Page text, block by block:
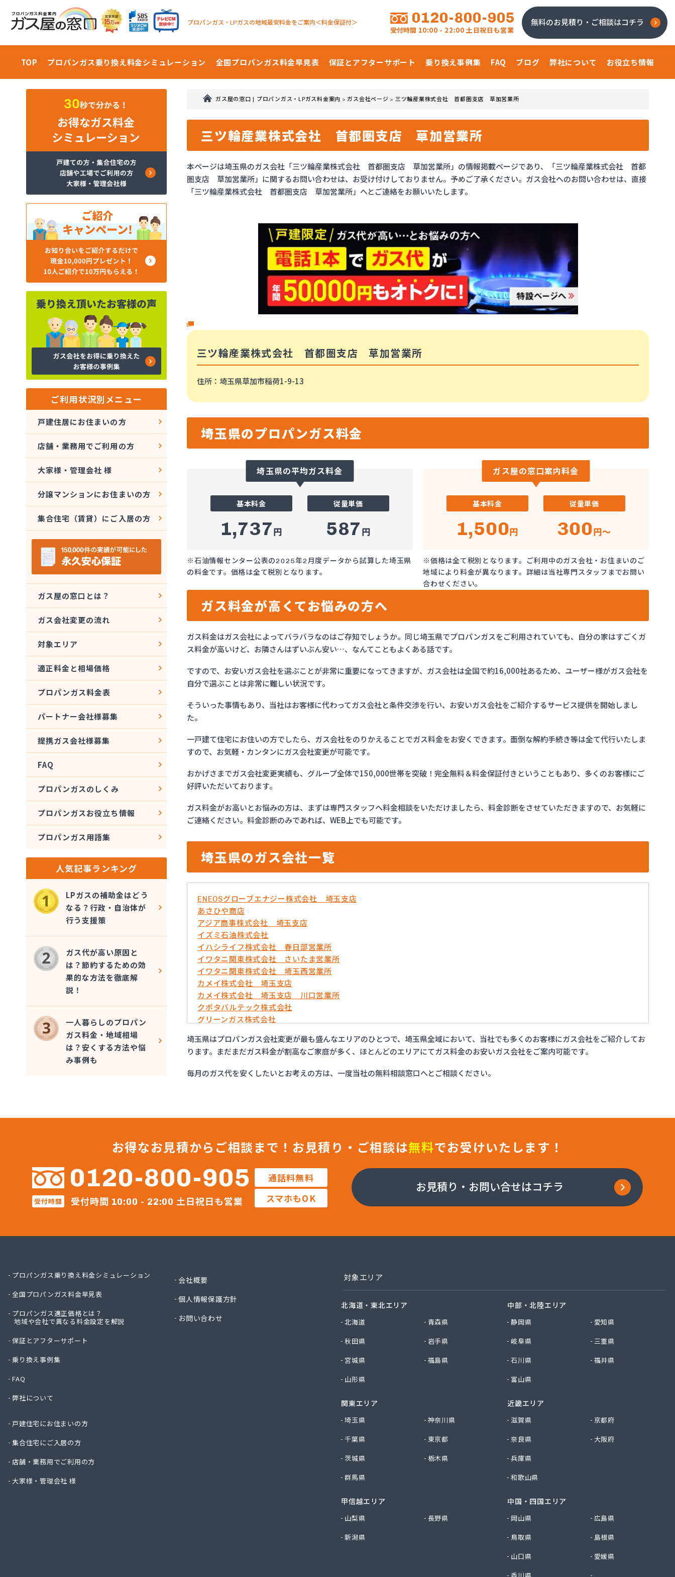
プロパンガス・LPガスの地域最安料金をご案内＜料金保証付＞ 0120-800-905
受付時間 10:00 - 22:00 土日祝日も営業
無料のお見積り・ご相談はコチラ
TOP プロパンガス乗り換え料金シミュレーション 全国プロパンガス料金早見表 保証とアフターサポート 乗り換え事例集 FAQ ブログ 弊社について お役立ち情報
ガス屋の窓口 | プロパンガス・LPガス料金案内 >ガス会社ページ > 三ツ輪産業株式会社 首都圏支店 草加営業所
三ツ輪産業株式会社 首都圏支店 草加営業所
本ページは埼玉県のガス会社「三ツ輪産業株式会社 首都圏支店 草加営業所」の情報掲載ページであり、「三ツ輪産業株式会社 首都
圏支店 草加営業所」に関するお問い合わせは、お受け付けしておりません。予めご了承ください。ガス会社へのお問い合わせは、直接
「三ツ輪産業株式会社 首都圏支店 草加営業所」へとご連絡をお願いいたします。
三ツ輪産業株式会社 首都圏支店 草加営業所
住所 ：埼玉県草加市稲荷1-9-13
埼玉県のプロパンガス料金
埼玉県の平均ガス料金
基本料金
1,737円
従量単価
587 円
※石油情報センター公表の2025年2月度データから試算した埼玉県
の料金です。価格は全て税別となります。
ガス屋の窓口案内料金
基本料金
1,500円
従量単価
300円～
※価格は全て税別となります。ご利用中のガス会社・お住まいのご
地域により料金が異なります。詳細は当社専門スタッフまでお問い
合わせください。
ガス料金が高くてお悩みの方へ
ガス料金はガス会社によってバラバラなのはご存知でしょうか。同じ埼玉県でプロパンガスをご利用されていても、自分の家はすごくガ
ス料金が高いけど、お隣さんはずいぶん安い…、なんてこともよくある話です。
ですので、お安いガス会社を選ぶことが非常に重要になってきますが、ガス会社は全国で約16,000社あるため、ユーザー様がガス会社を
自分で選ぶことは非常に難しい状況です。
そういった事情もあり、当社はお客様に代わってガス会社と条件交渉を行い、お安いガス会社をご紹介するサービス提供を開始しまし
た。
一戸建て住宅にお住いの方でしたら、ガス会社をのりかえることでガス料金をお安くできます。面倒な解約手続き等は全て代行いたしま
すので、お気軽・カンタンにガス会社変更が可能です。
おかげさまでガス会社変更実績も、グループ全体で150,000世帯を突破！完全無料＆料金保証付きということもあり、多くのお客様にご
好評いただいております。
ガス料金がお高いとお悩みの方は、まずは専門スタッフへ料金相談をいただけましたら、料金診断をさせていただきますので、お気軽に
ご連絡ください。料金診断のみであれば、WEB上でも可能です。
埼玉県のガス会社一覧
ENEOSグローブエナジー株式会社 埼玉支店
あさひや商店
アジア商事株式会社 埼玉支店
イズミ石油株式会社
イハシライフ株式会社 春日部営業所
イワタニ関東株式会社 さいたま営業所
イワタニ関東株式会社 埼玉西営業所
カメイ株式会社 埼玉支店
カメイ株式会社 埼玉支店 川口営業所
クボタバルテック株式会社
グリーンガス株式会社
サシダ商事株式会社
さわだ商店
ツルミエネルギー株式会社
フジオックス株式会社 越谷営業所
ほっとガスコミュニティ株式会社
ミライフ株式会社 武蔵支店武蔵オフィス
レモンガス株式会社 埼玉支店
レモンガス株式会社 東松山支店
伊藤忠エネクスホームライフ関東株式会社 狭山営業所
伊藤忠エネクスホームライフ関東株式会社 越谷支店
遠山商店
河原実業株式会社 越谷営業所
河原実業株式会社 川口営業所
角栄ガス株式会社 西坂戸サービスセンター
埼玉県はプロパンガス会社変更が最も盛んなエリアのひとつで、埼玉県全域において、当社でも多くのお客様にガス会社をご紹介してお
ります。まだまだガス料金が割高なご家庭が多く、ほとんどのエリアにてガス料金のお安いガス会社をご案内可能です。
毎月のガス代を安くしたいとお考えの方は、一度当社の無料相談窓口へとご相談ください。
ご利用状況別メニュー
戸建住居にお住まいの方
店舗・業務用でご利用の方
大家様・管理会社 様
分譲マンションにお住まいの方
集合住宅（賃貸）にご入居の方
ガス屋の窓口とは？
ガス会社変更の流れ
対象エリア
適正料金と相場価格
プロパンガス料金表
パートナー会社様募集
提携ガス会社様募集
FAQ
プロパンガスのしくみ
プロパンガスお役立ち情報
プロパンガス用語集
人気記事ランキング
LPガスの補助金はどう
なる？行政・自治体が
行う支援策
ガス代が高い原因と
は？節約するための効
果的な方法を徹底解
説！
一人暮らしのプロパン
ガス料金・地域相場
は？安くする方法や悩
み事例も
お得なお見積からご相談まで！ お見積り・ご相談は無料でお受けいたします！
0120-800-905
受付時間 受付時間 10:00 - 22:00 土日祝日も営業
通話料無料
スマホもOK
お見積り・お問い合せはコチラ
プロパンガス乗り換え料金シミュレーション
全国プロパンガス料金早見表
プロパンガス適正価格とは？
地域や会社で異なる料金設定を解説
保証とアフターサポート
乗り換え事例集
FAQ
弊社について
戸建住宅にお住まいの方
集合住宅にご入居の方
店舗・業務用でご利用の方
大家様・管理会社 様
会社概要
個人情報保護方針
お問い合わせ
対象エリア
北海道・東北エリア
北海道
青森県
秋田県
岩手県
宮城県
福島県
山形県
関東エリア
埼玉県
神奈川県
千葉県
東京都
茨城県
栃木県
群馬県
甲信越エリア
山梨県
長野県
新潟県
中部・北陸エリア
静岡県
愛知県
岐阜県
三重県
石川県
福井県
富山県
近畿エリア
滋賀県
京都府
奈良県
大阪府
兵庫県
和歌山県
中国・四国エリア
岡山県
広島県
鳥取県
島根県
山口県
愛媛県